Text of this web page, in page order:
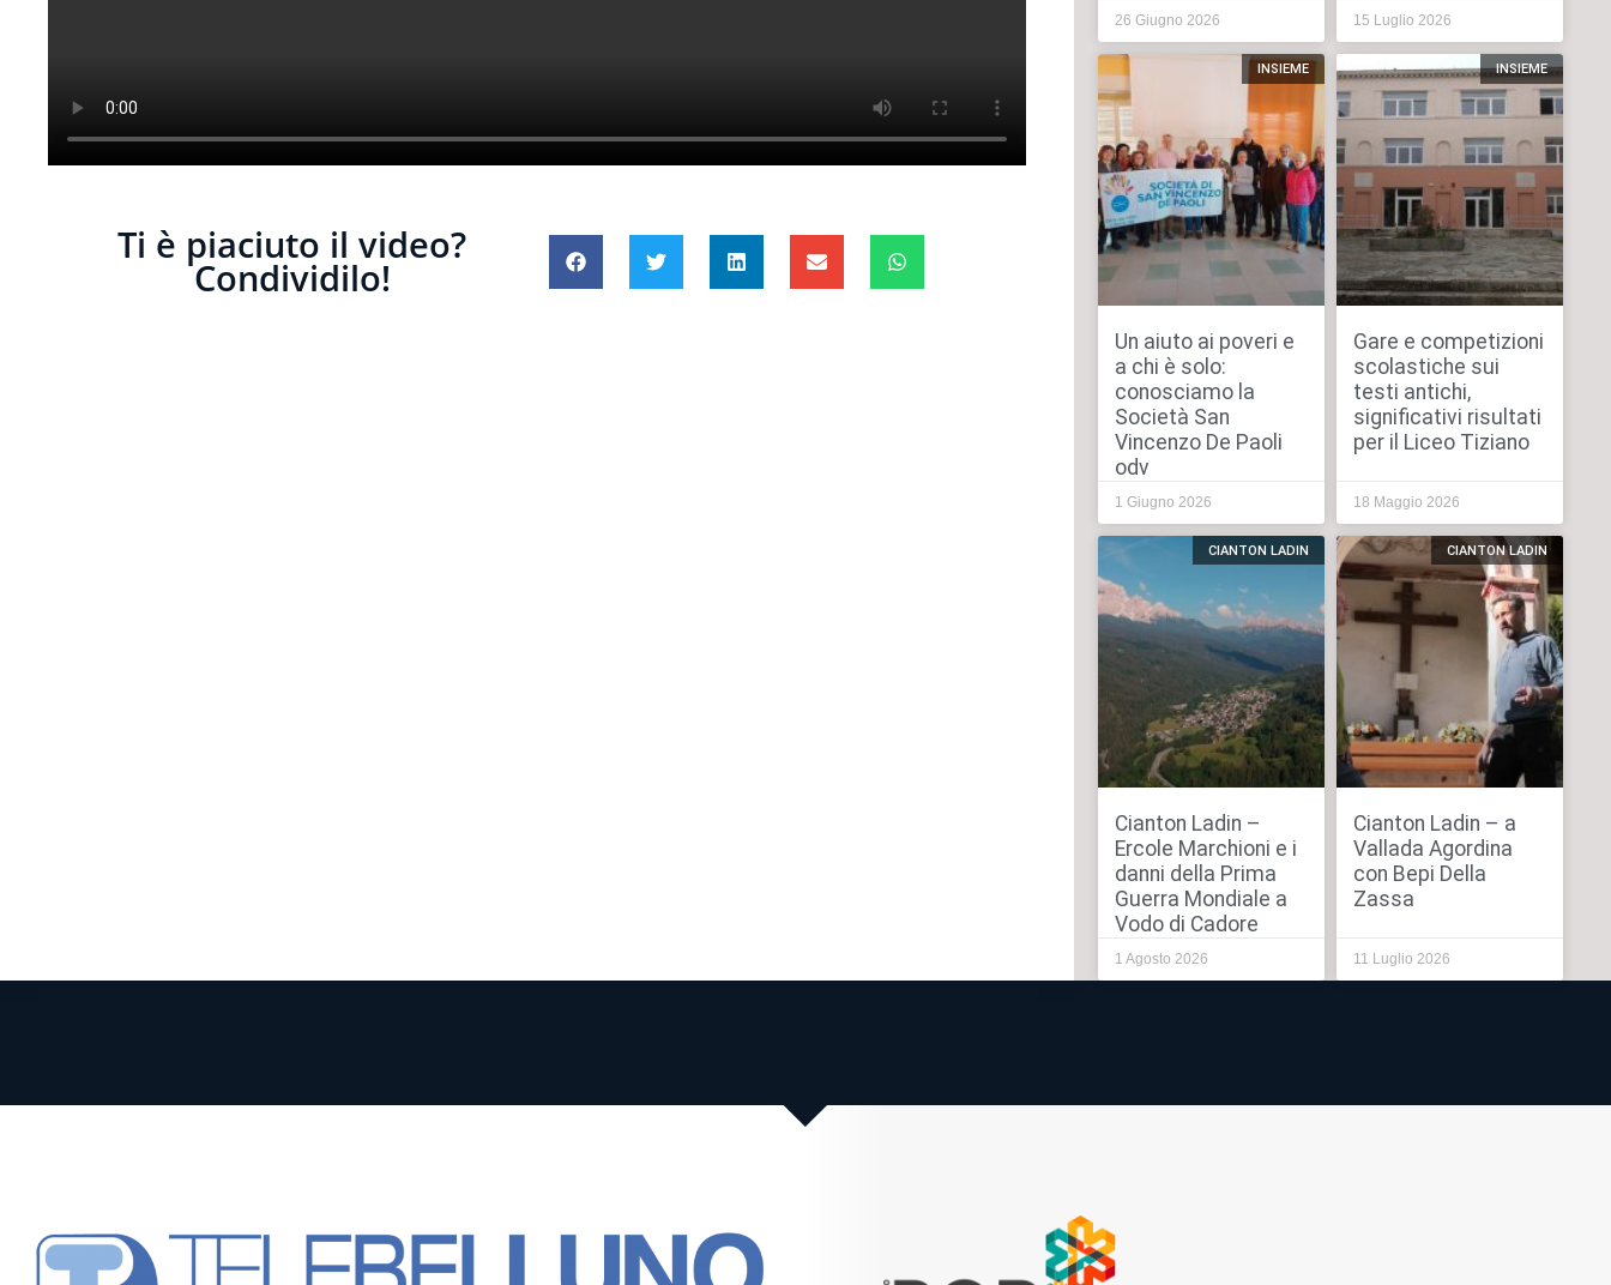
Ti è piaciuto il video?
Condividilo!
26 Giugno 2026 15 Luglio 2026
INSIEME
Un aiuto ai poveri e
a chi è solo:
conosciamo la
Società San
Vincenzo De Paoli
odv
1 Giugno 2026
INSIEME
Gare e competizioni
scolastiche sui
testi antichi,
significativi risultati
per il Liceo Tiziano
18 Maggio 2026
CIANTON LADIN
Cianton Ladin –
Ercole Marchioni e i
danni della Prima
Guerra Mondiale a
Vodo di Cadore
1 Agosto 2026
CIANTON LADIN
Cianton Ladin – a
Vallada Agordina
con Bepi Della
Zassa
11 Luglio 2026